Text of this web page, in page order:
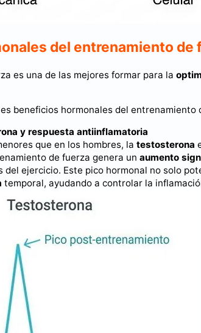
del entrenamiento de
es una de las mejores formar para la
beneficios hormonales del entrenamiento
y respuesta antiinflamatoria
que en los hombres, la testosterona
de fuerza genera un aumento
del ejercicio. Este pico hormonal no solo
temporal, ayudando a controlar la